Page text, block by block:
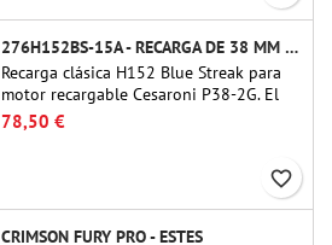
276H152BS-15A - RECARGA DE 38 MM CTI
Recarga clásica H152 Blue Streak para
motor recargable Cesaroni P38-2G. El
retardo de 15 segundos se puede
ajustar mediante la herramienta ProDAT
78,50 €
favorite_border
CRIMSON FURY PRO - ESTES